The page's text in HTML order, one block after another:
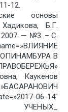
12.
основы
Б.Г.
2007. — №3. – С.
В
Каукенов
06-14″
УЧЕНЫХ_